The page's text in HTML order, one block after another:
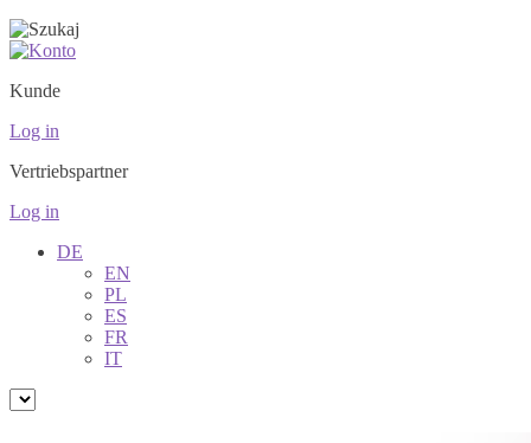
Kunde
Log in
Vertriebspartner
Log in
DE
EN
PL
ES
FR
IT